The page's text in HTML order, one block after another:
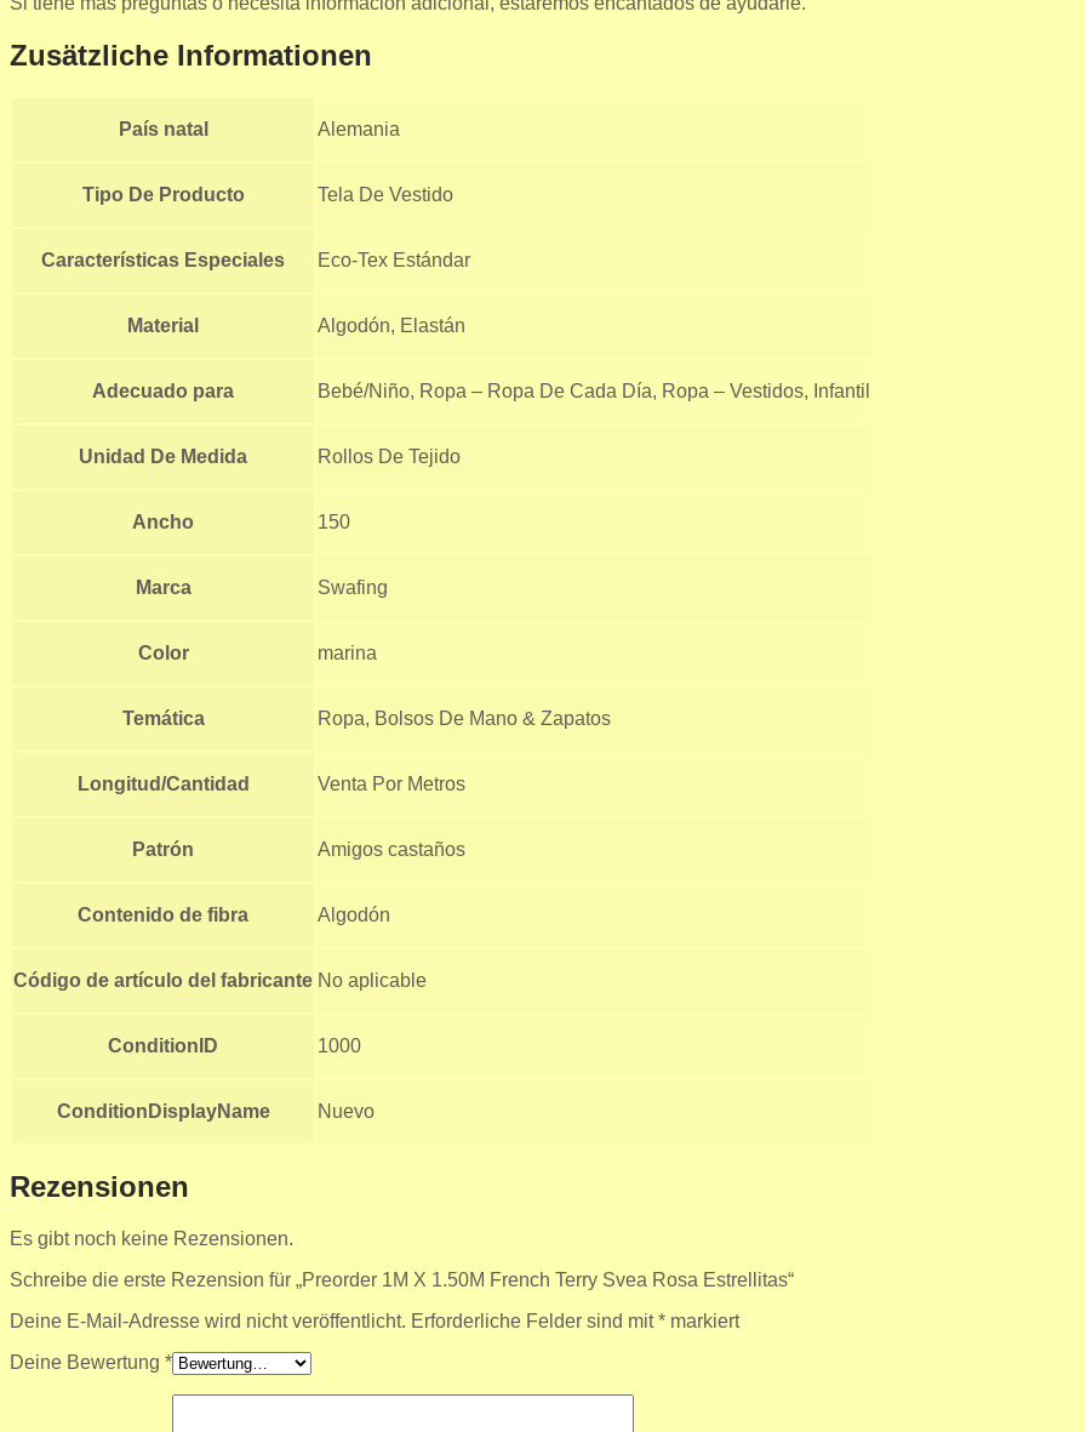
Zusätzliche Informationen
País natal Alemania
Tipo De Producto Tela De Vestido
Características Especiales Eco-Tex Estándar
Material Algodón, Elastán
Adecuado para Bebé/Niño, Ropa – Ropa De Cada Día, Ropa – Vestidos, Infantil
Unidad De Medida Rollos De Tejido
Ancho 150
Marca Swafing
Color marina
Temática Ropa, Bolsos De Mano & Zapatos
Longitud/Cantidad Venta Por Metros
Patrón Amigos castaños
Contenido de fibra Algodón
Código de artículo del fabricante No aplicable
ConditionID 1000
ConditionDisplayName Nuevo
Rezensionen
Es gibt noch keine Rezensionen.
Schreibe die erste Rezension für „Preorder 1M X 1.50M French Terry Svea Rosa Estrellitas“
Deine E-Mail-Adresse wird nicht veröffentlicht. Erforderliche Felder sind mit* markiert
Deine Bewertung *